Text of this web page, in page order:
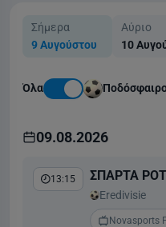
Σήμερα
9 Αυγούστου
Αύριο
10
Όλα
09.08.2026
13:15 ΣΠΑΡΤΑ
Eredivisie
Novasports